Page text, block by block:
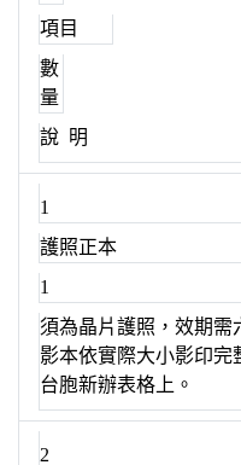
項目
數
量
說 明
1
護照正本
1
須為晶片護照，效期需
影本依實際大小影印完
台胞新辦表格上。
2